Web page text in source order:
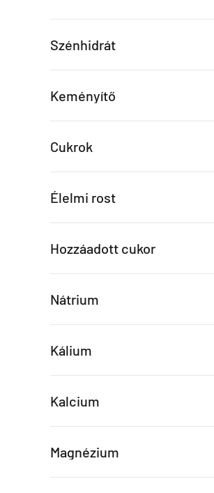
Szénhidrát
Keményítő
Cukrok
Élelmi rost
Hozzáadott cukor
Nátrium
Kálium
Kalcium
Magnézium